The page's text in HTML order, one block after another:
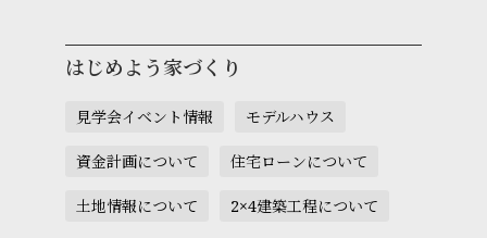
はじめよう家づくり
見学会イベント情報 モデルハウス
資金計画について 住宅ローンについて
土地情報について 2×4建築工程について